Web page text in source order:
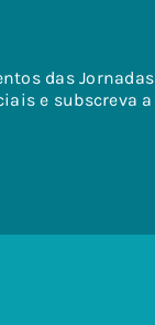
das Jornadas
e subscreva a